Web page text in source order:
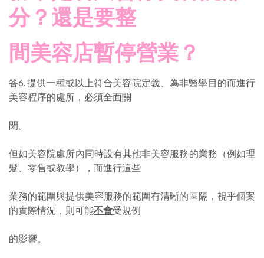
分？還是要整
間美容店暫停營業？
答6. 提供一種或以上符合美容院定義、為非醫學目的而進行
美容程序的處所，必須全面關
閉。
但如美容院處所內同時設有其他非美容服務的業務（例如理
髮、零售或教學），而進行這些
業務的範圍與提供美容服務的範圍有清晰的區隔，視乎個案
的實際情況，則可能不會受規例
的影響。